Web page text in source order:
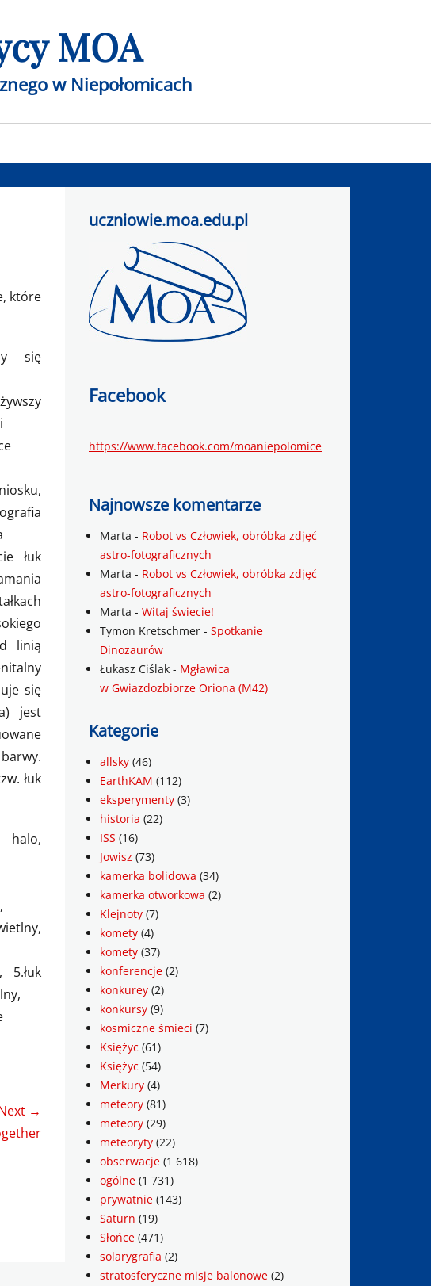
MOA
w Niepołomicach
które
się
łuk
linią
się
jest
łuk
5.łuk
→
uczniowie.moa.edu.pl
Facebook
https://www.facebook.com/moaniepolomice
Najnowsze komentarze
Marta - Robot vs Człowiek, obróbka zdjęć
astro-fotograficznych
Marta - Robot vs Człowiek, obróbka zdjęć
astro-fotograficznych
Marta - Witaj świecie!
Tymon Kretschmer - Spotkanie
Dinozaurów
Łukasz Ciślak - Mgławica
w Gwiazdozbiorze Oriona (M42)
Kategorie
allsky (46)
EarthKAM (112)
eksperymenty (3)
historia (22)
ISS (16)
Jowisz (73)
kamerka bolidowa (34)
kamerka otworkowa (2)
Klejnoty (7)
komety (4)
komety (37)
konferencje (2)
konkurey (2)
konkursy (9)
kosmiczne śmieci (7)
Księżyc (61)
Księżyc (54)
Merkury (4)
meteory (81)
meteory (29)
meteoryty (22)
obserwacje (1 618)
ogólne (1 731)
prywatnie (143)
Saturn (19)
Słońce (471)
solarygrafia (2)
stratosferyczne misje balonowe (2)